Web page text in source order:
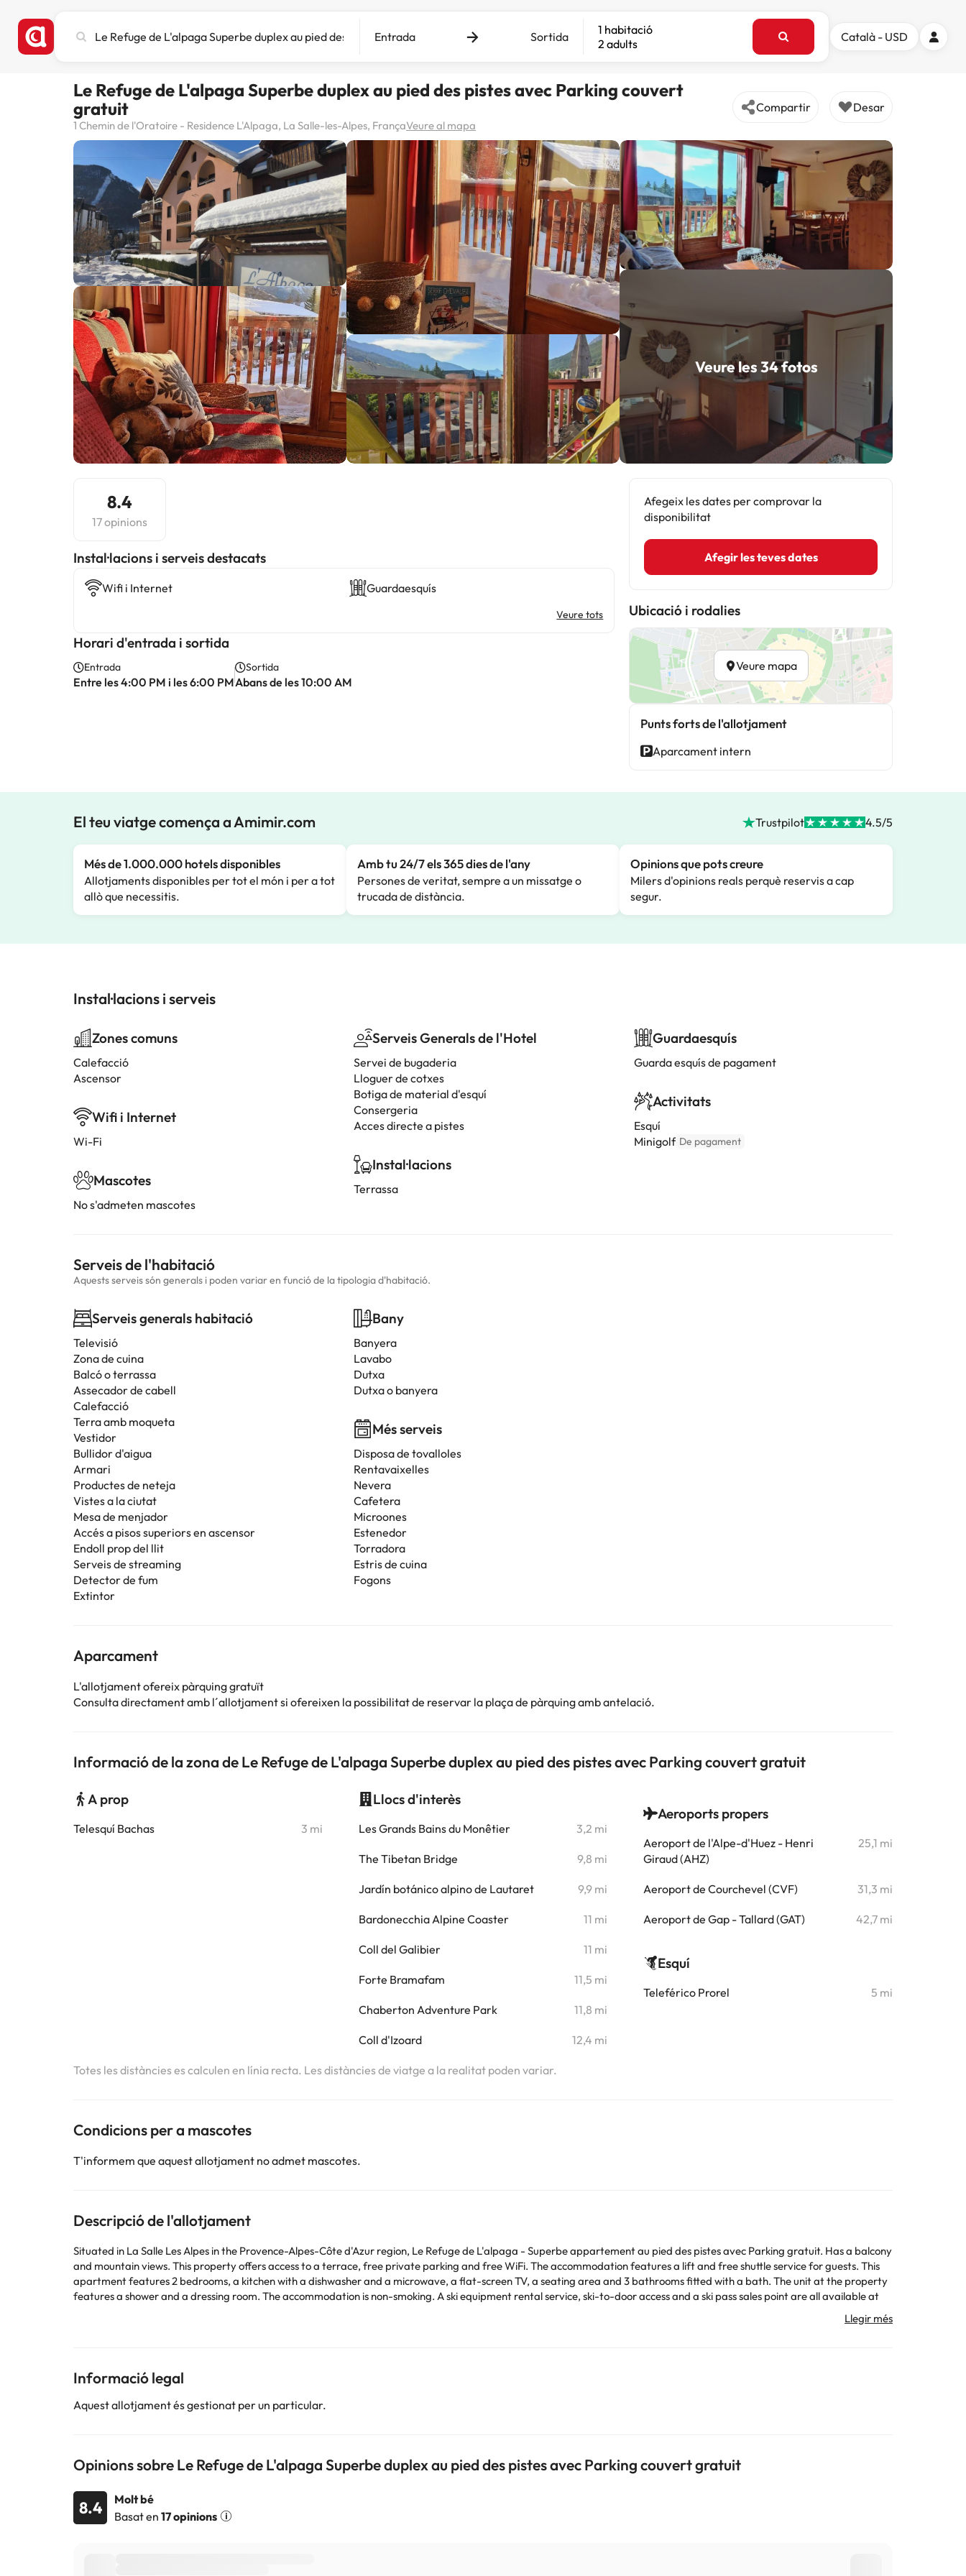
ciutat,
destinació
Entrada Sortida
1 habitació
2 adults
Català - USD
Le Refuge de L'alpaga Superbe duplex au pied des pistes avec Parking couvert
gratuit
1 Chemin de l'Oratoire - Residence L'Alpaga, La Salle-les-Alpes, FrançaVeure al mapa
Compartir Desar
Veure les 34 fotos
8.4
17 opinions
Instal·lacions i serveis destacats
Wifi i Internet Guardaesquís
Veure tots
Horari d'entrada i sortida
Entrada
Entre les 4:00 PM i les 6:00 PM
Sortida
Abans de les 10:00 AM
Afegeix les dates per comprovar la
disponibilitat
Afegir les teves dates
Ubicació i rodalies
Veure mapa
Punts forts de l'allotjament
Aparcament intern
El teu viatge comença a Amimir.com Trustpilot 4.5/5
Més de 1.000.000 hotels disponibles
Allotjaments disponibles per tot el món i per a tot
allò que necessitis.
Amb tu 24/7 els 365 dies de l'any
Persones de veritat, sempre a un missatge o
trucada de distància.
Opinions que pots creure
Milers d'opinions reals perquè reservis a cap
segur.
Instal·lacions i serveis
Zones comuns
Calefacció
Ascensor
Wifi i Internet
Wi-Fi
Mascotes
No s'admeten mascotes
Serveis Generals de l'Hotel
Servei de bugaderia
Lloguer de cotxes
Botiga de material d'esquí
Consergeria
Acces directe a pistes
Instal·lacions
Terrassa
Guardaesquís
Guarda esquís de pagament
Activitats
Esquí
Minigolf De pagament
Serveis de l'habitació
Aquests serveis són generals i poden variar en funció de la tipologia d'habitació.
Serveis generals habitació
Televisió
Zona de cuina
Balcó o terrassa
Assecador de cabell
Calefacció
Terra amb moqueta
Vestidor
Bullidor d'aigua
Armari
Productes de neteja
Vistes a la ciutat
Mesa de menjador
Accés a pisos superiors en ascensor
Endoll prop del llit
Serveis de streaming
Detector de fum
Extintor
Bany
Banyera
Lavabo
Dutxa
Dutxa o banyera
Més serveis
Disposa de tovalloles
Rentavaixelles
Nevera
Cafetera
Microones
Estenedor
Torradora
Estris de cuina
Fogons
Aparcament
L'allotjament ofereix pàrquing gratuït
Consulta directament amb l´allotjament si ofereixen la possibilitat de reservar la plaça de pàrquing amb antelació.
Informació de la zona de Le Refuge de L'alpaga Superbe duplex au pied des pistes avec Parking couvert gratuit
A prop
Telesquí Bachas 3 mi
Llocs d'interès
Les Grands Bains du Monêtier 3,2 mi
The Tibetan Bridge 9,8 mi
Jardín botánico alpino de Lautaret 9,9 mi
Bardonecchia Alpine Coaster 11 mi
Coll del Galibier 11 mi
Forte Bramafam 11,5 mi
Chaberton Adventure Park 11,8 mi
Coll d'Izoard 12,4 mi
Aeroports propers
Aeroport de l'Alpe-d'Huez - Henri
Giraud (AHZ)
25,1 mi
Aeroport de Courchevel (CVF) 31,3 mi
Aeroport de Gap - Tallard (GAT) 42,7 mi
Esquí
Teleférico Prorel 5 mi
Totes les distàncies es calculen en línia recta. Les distàncies de viatge a la realitat poden variar.
Condicions per a mascotes
T'informem que aquest allotjament no admet mascotes.
Descripció de l'allotjament
Situated in La Salle Les Alpes in the Provence-Alpes-Côte d'Azur region, Le Refuge de L'alpaga - Superbe appartement au pied des pistes avec Parking gratuit. Has a balcony
and mountain views. This property offers access to a terrace, free private parking and free WiFi. The accommodation features a lift and free shuttle service for guests. This
apartment features 2 bedrooms, a kitchen with a dishwasher and a microwave, a flat-screen TV, a seating area and 3 bathrooms fitted with a bath. The unit at the property
features a shower and a dressing room. The accommodation is non-smoking. A ski equipment rental service, ski-to-door access and a ski pass sales point are all available at
Alguns dels serveis detallats poden ser de pagament. Podeu consultar les vostres tarifes directament a l'establiment. Tota la informació d'aquesta fitxa està subjecta a canvis
Informació legal
Aquest allotjament és gestionat per un particular.
Opinions sobre Le Refuge de L'alpaga Superbe duplex au pied des pistes avec Parking couvert gratuit
8.4
Molt bé
Basat en 17 opinions